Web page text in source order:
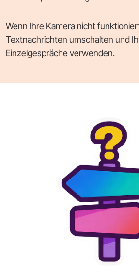
Wenn Ihre Kamera nicht
Textnachrichten umschalten und
Einzelgespräche verwenden.